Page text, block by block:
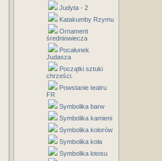
Judyta - 2
Katakumby Rzymu
Ornament
średniowiecza
Pocałunek
Judasza
Początki sztuki
chrześci.
Powstanie teatru
FR
Symbolika barw
Symbolika kamieni
Symbolika kolorów
Symbolika koła
Symbolika lotosu